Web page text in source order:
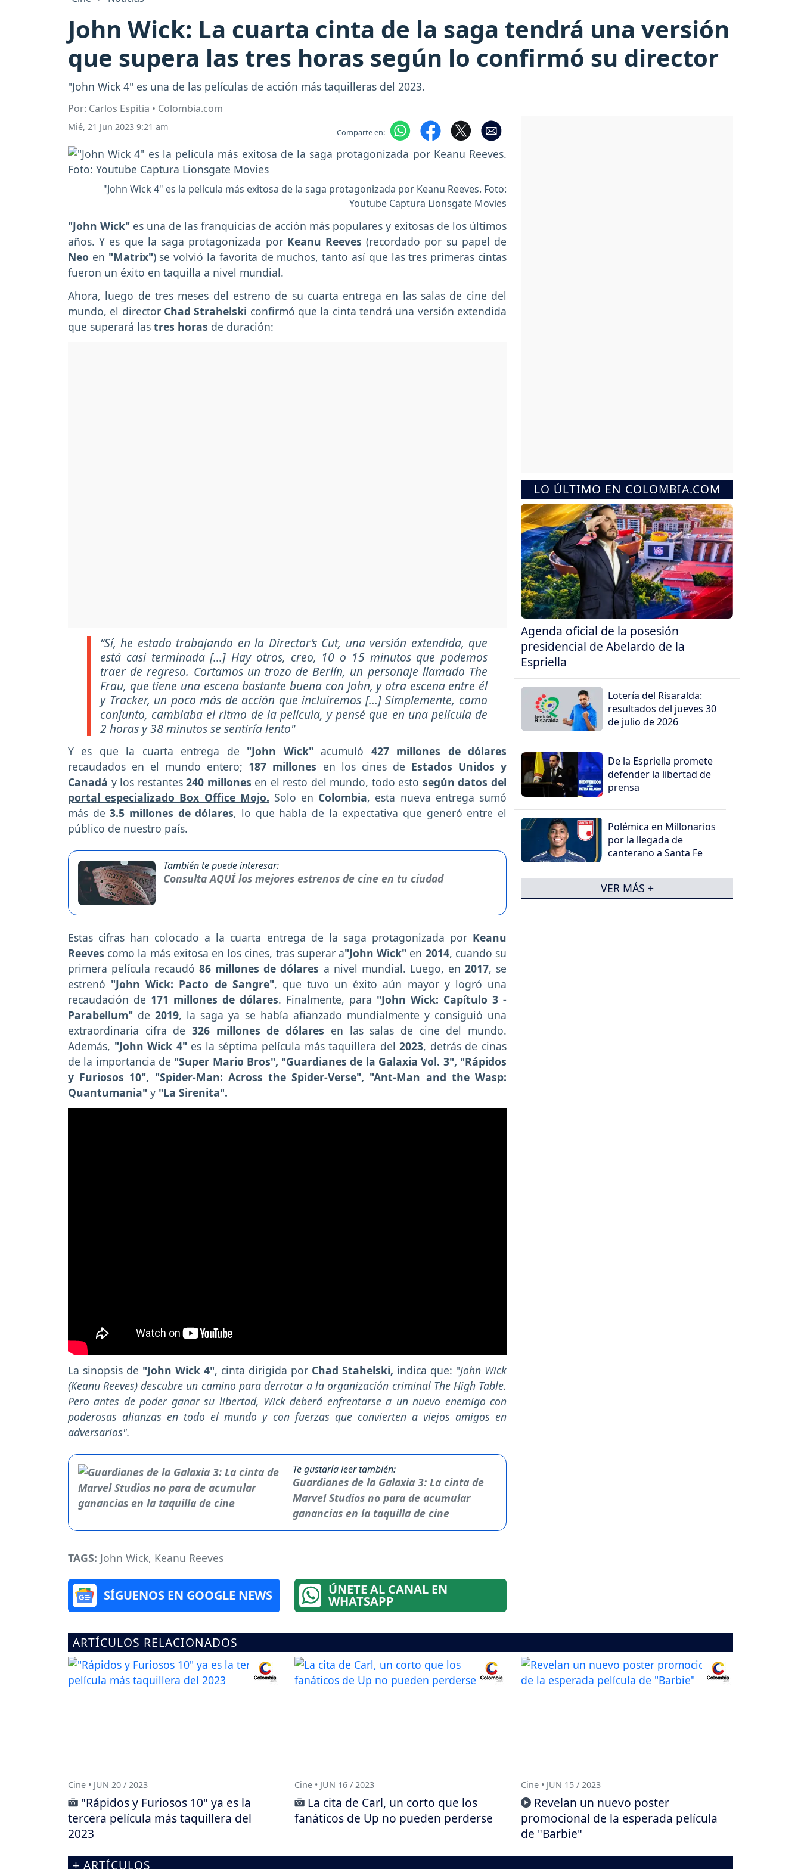
John Wick: La cuarta cinta de la saga tendrá una versión
que supera las tres horas según lo confirmó su director
"John Wick 4" es una de las películas de acción más taquilleras del 2023.
Por: Carlos Espitia • Colombia.com
Mié, 21 Jun 2023 9:21 am Comparte en:
"John Wick 4" es la película más exitosa de la saga protagonizada por Keanu Reeves. Foto:
Youtube Captura Lionsgate Movies
"John Wick" es una de las franquicias de acción más populares y exitosas de los últimos
años. Y es que la saga protagonizada por Keanu Reeves (recordado por su papel de
Neo en "Matrix") se volvió la favorita de muchos, tanto así que las tres primeras cintas
fueron un éxito en taquilla a nivel mundial.
Ahora, luego de tres meses del estreno de su cuarta entrega en las salas de cine del
mundo, el director Chad Strahelski confirmó que la cinta tendrá una versión extendida
que superará las tres horas de duración:
“Sí, he estado trabajando en la Director’s Cut, una versión extendida, que
está casi terminada [...] Hay otros, creo, 10 o 15 minutos que podemos
traer de regreso. Cortamos un trozo de Berlín, un personaje llamado The
Frau, que tiene una escena bastante buena con John, y otra escena entre él
y Tracker, un poco más de acción que incluiremos [...] Simplemente, como
conjunto, cambiaba el ritmo de la película, y pensé que en una película de
2 horas y 38 minutos se sentiría lento"
Y es que la cuarta entrega de "John Wick" acumuló 427 millones de dólares
recaudados en el mundo entero; 187 millones en los cines de Estados Unidos y
Canadá y los restantes240 millones en el resto del mundo, todo esto según datos del
portal especializado Box Office Mojo. Solo en Colombia, esta nueva entrega sumó
más de3.5 millones de dólares, lo que habla de la expectativa que generó entre el
público de nuestro país.
También te puede interesar:
Consulta AQUÍ los mejores estrenos de cine en tu ciudad
Estas cifras han colocado a la cuarta entrega de la saga protagonizada porKeanu
Reeves como la más exitosa en los cines, tras superar a"John Wick" en 2014, cuando su
primera película recaudó 86 millones de dólares a nivel mundial. Luego, en 2017, se
estrenó "John Wick: Pacto de Sangre", que tuvo un éxito aún mayor y logró una
recaudación de 171 millones de dólares. Finalmente, para "John Wick: Capítulo 3 -
Parabellum" de 2019, la saga ya se había afianzado mundialmente y consiguió una
extraordinaria cifra de326 millones de dólares en las salas de cine del mundo.
Además, "John Wick 4" es la séptima película más taquillera del2023, detrás de cinas
de la importancia de "Super Mario Bros", "Guardianes de la Galaxia Vol. 3", "Rápidos
y Furiosos 10", "Spider-Man: Across the Spider-Verse", "Ant-Man and the Wasp:
Quantumania" y "La Sirenita".
La sinopsis de "John Wick 4", cinta dirigida por Chad Stahelski, indica que: "John Wick
(Keanu Reeves) descubre un camino para derrotar a la organización criminal The High Table.
Pero antes de poder ganar su libertad, Wick deberá enfrentarse a un nuevo enemigo con
poderosas alianzas en todo el mundo y con fuerzas que convierten a viejos amigos en
adversarios".
Te gustaría leer también:
Guardianes de la Galaxia 3: La cinta de
Marvel Studios no para de acumular
ganancias en la taquilla de cine
TAGS: John Wick, Keanu Reeves
SÍGUENOS EN GOOGLE NEWS ÚNETE AL CANAL EN
WHATSAPP
LO ÚLTIMO EN COLOMBIA.COM
Agenda oficial de la posesión
presidencial de Abelardo de la
Espriella
Lotería del Risaralda:
resultados del jueves 30
de julio de 2026
De la Espriella promete
defender la libertad de
prensa
Polémica en Millonarios
por la llegada de
canterano a Santa Fe
VER MÁS +
ARTÍCULOS RELACIONADOS
Cine • JUN 20 / 2023
"Rápidos y Furiosos 10" ya es la
tercera película más taquillera del
2023
Cine • JUN 16 / 2023
La cita de Carl, un corto que los
fanáticos de Up no pueden perderse
Cine • JUN 15 / 2023
Revelan un nuevo poster
promocional de la esperada película
de "Barbie"
+ ARTÍCULOS